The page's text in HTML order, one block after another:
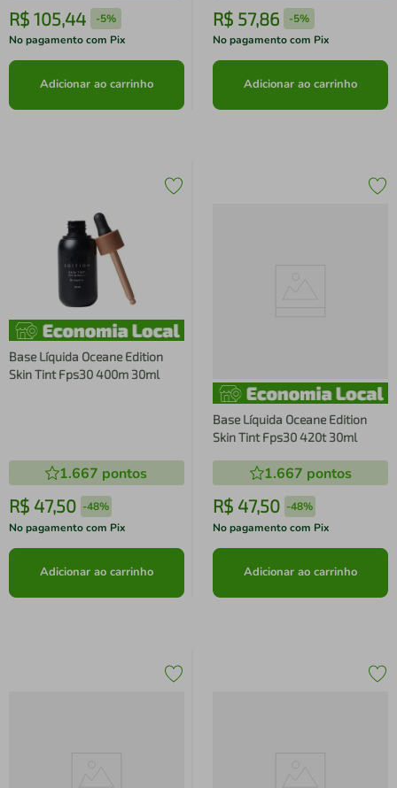
R$ 105,44 -5%
No pagamento com Pix
Adicionar ao carrinho
R$ 57,86 -5%
No pagamento com Pix
Adicionar ao carrinho
Base Líquida Oceane Edition
Skin Tint Fps30 400m 30ml
1.667 pontos
R$ 47,50 -48%
No pagamento com Pix
Adicionar ao carrinho
Base Líquida Oceane Edition
Skin Tint Fps30 420t 30ml
1.667 pontos
R$ 47,50 -48%
No pagamento com Pix
Adicionar ao carrinho